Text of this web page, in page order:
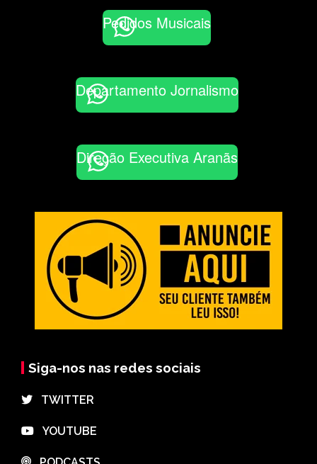
Pedidos Musicais
Departamento Jornalismo
Direção Executiva Aranãs
Siga-nos nas redes sociais
⠀TWITTER
⠀YOUTUBE